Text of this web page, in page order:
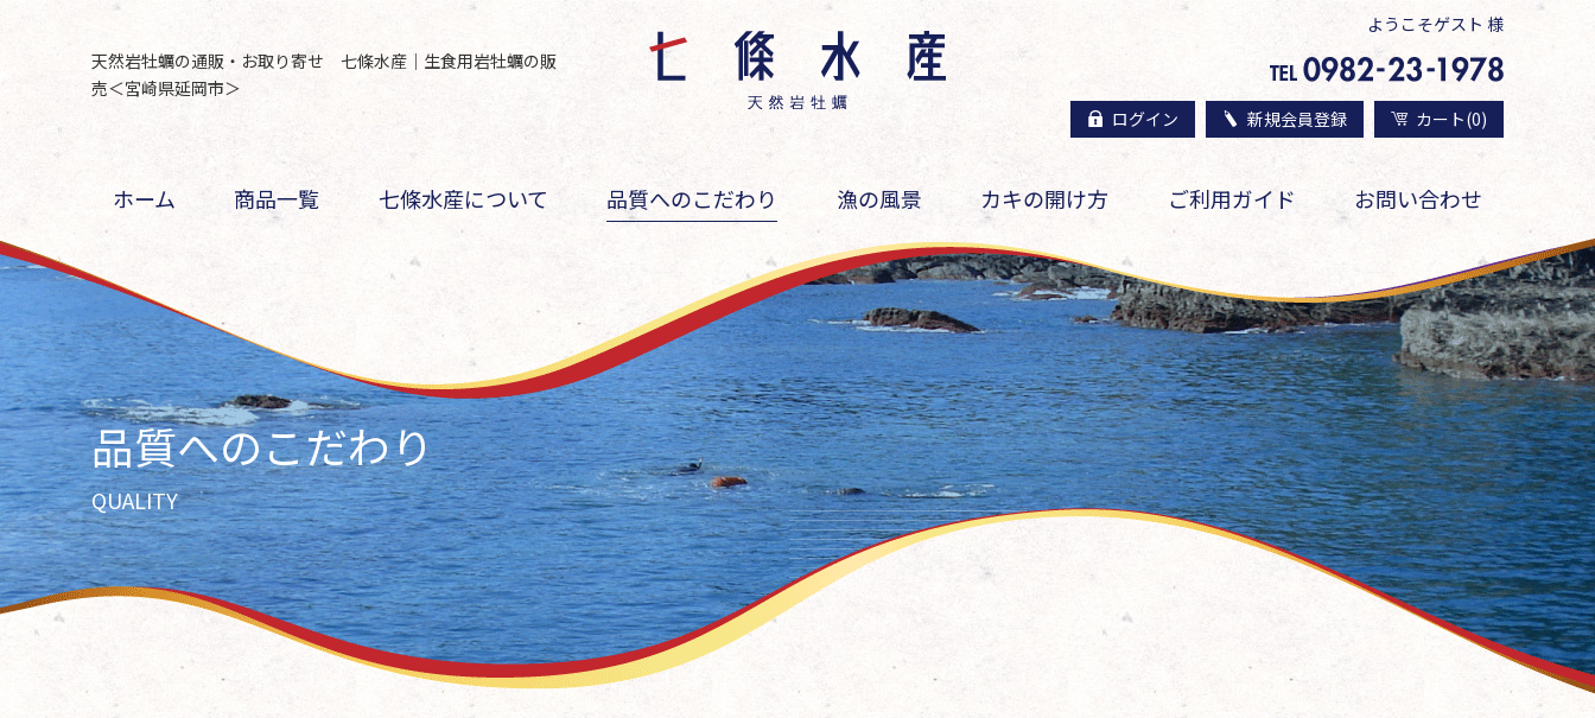
天然岩牡蠣の通販・お取り寄せ 七條水産｜生食用岩牡蠣の販
売＜宮崎県延岡市＞
ようこそゲスト 様
ログイン 新規会員登録 カート(0)
ホーム 商品一覧 七條水産について 品質へのこだわり 漁の風景 カキの開け方 ご利用ガイド お問い合わせ
品質へのこだわり
QUALITY